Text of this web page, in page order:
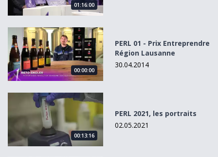
01:16:00
PERL 01 - Prix Entreprendre Région Lausanne
00:00:00
PERL 01 - Prix Entreprendre
Région Lausanne
30.04.2014
PERL 2021, les portraits
00:13:16
PERL 2021, les portraits
02.05.2021